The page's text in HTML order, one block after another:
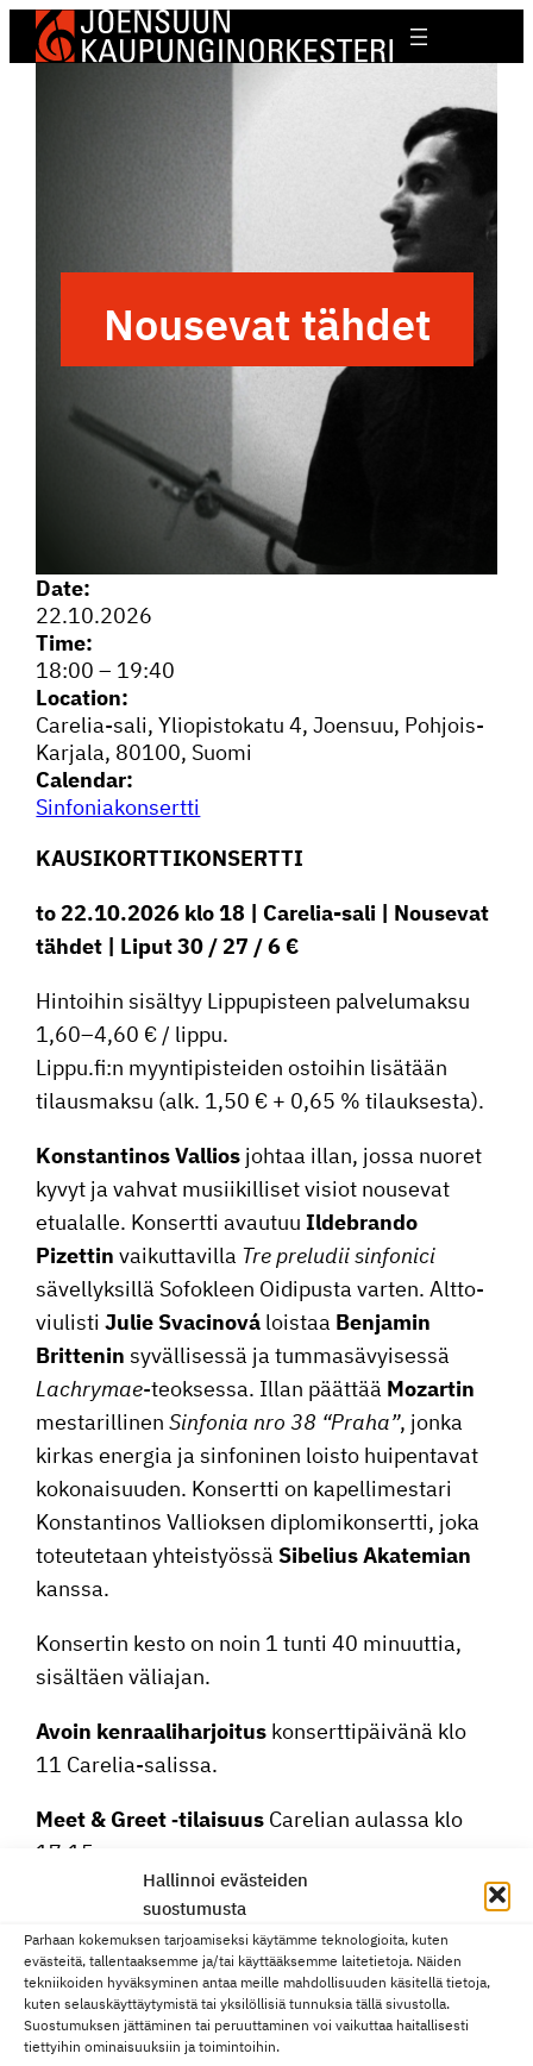
Hallinnoi evästeiden
suostumusta
Parhaan kokemuksen tarjoamiseksi käytämme teknologioita, kuten
evästeitä, tallentaaksemme ja/tai käyttääksemme laitetietoja. Näiden
tekniikoiden hyväksyminen antaa meille mahdollisuuden käsitellä tietoja,
kuten selauskäyttäytymistä tai yksilöllisiä tunnuksia tällä sivustolla.
Suostumuksen jättäminen tai peruuttaminen voi vaikuttaa haitallisesti
tiettyihin ominaisuuksiin ja toimintoihin.
Nousevat tähdet
Date:
22.10.2026
Time:
18:00 – 19:40
Location:
Carelia-sali, Yliopis­to­katu 4, Joensuu, Pohjois-
Karjala, 80100, Suomi
Calendar:
Sinfo­nia­kon­sertti
KAUSI­KORT­TI­KON­SERTTI
to 22.10.2026 klo 18 | Carelia-sali | Nousevat
tähdet | Liput 30 / 27 / 6 €
Hintoihin sisältyy Lippu­pis­teen palve­lu­maksu
1,60–4,60 € / lippu.
Lippu.fi:n myynti­pis­teiden ostoihin lisätään
tilaus­maksu (alk. 1,50 € + 0,65 % tilauksesta).
Konstan­tinos Vallios johtaa illan, jossa nuoret
kyvyt ja vahvat musii­kil­liset visiot nousevat
etualalle. Konsertti avautuuIldebrando
Pizettin vaikut­ta­villa Tre preludii sinfonici
sävel­lyk­sillä Sofokleen Oidipusta varten. Altto­
viu­listiJulie Svacinová loistaa Benjamin
Brittenin syväl­li­sessä ja tumma­sä­vyi­sessä
Lachrymae-teoksessa. Illan päättää Mozartin
mesta­ril­linenSinfonia nro 38 “Praha”, jonka
kirkas energia ja sinfo­ninen loisto huipen­tavat
kokonai­suuden. Konsertti on kapel­li­mes­tari
Konstan­tinos Vallioksen diplo­mi­kon­sertti, joka
toteu­te­taan yhteis­työssä Sibelius Akatemian
kanssa.
Konsertin kesto on noin 1 tunti 40 minuuttia,
sisältäen väliajan.
Avoin kenraa­li­har­joitus konsert­ti­päi­vänä klo
11 Carelia-salissa.
Meet & Greet ‑tilaisuus Carelian aulassa klo
17.15.
Konstan­tinos Vallios, kapel­li­mes­tari
Julie Svacinová, altto­viulu
Ildebrando Pizzetti: Tre Preludii Sinfonici per